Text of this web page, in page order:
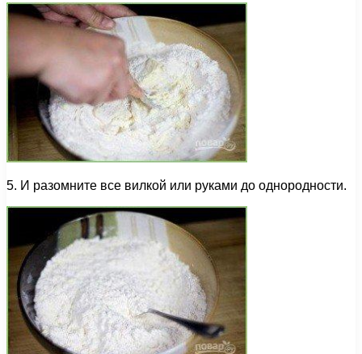
5. И разомните все вилкой или руками до однородности.